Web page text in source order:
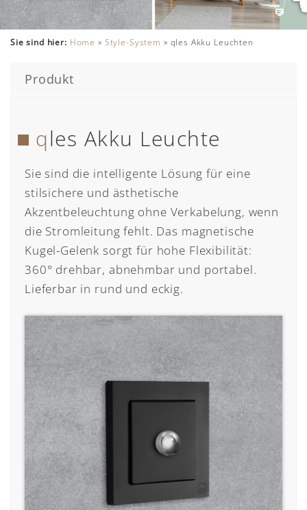
Sie sind hier: Home » Style-System » qles Akku Leuchten
Produkt
qles Akku Leuchte
Sie sind die intelligente Lösung für eine
stilsichere und ästhetische
Akzentbeleuchtung ohne Verkabelung, wenn
die Stromleitung fehlt. Das magnetische
Kugel-Gelenk sorgt für hohe Flexibilität:
360° drehbar, abnehmbar und portabel.
Lieferbar in rund und eckig.